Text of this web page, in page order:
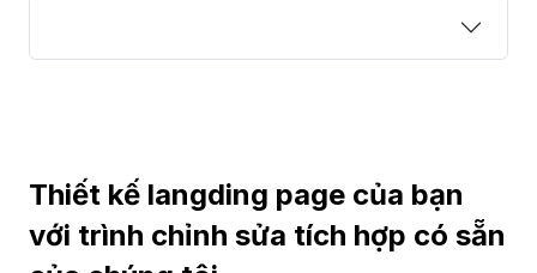
Thiết kế langding page của bạn
với trình chỉnh sửa tích hợp có sẵn